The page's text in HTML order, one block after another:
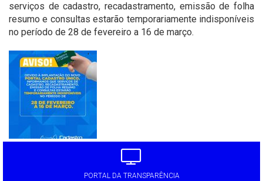
serviços de cadastro, recadastramento, emissão de folha
resumo e consultas estarão temporariamente indisponíveis
no período de 28 de fevereiro a 16 de março.
PORTAL DA TRANSPARÊNCIA
'